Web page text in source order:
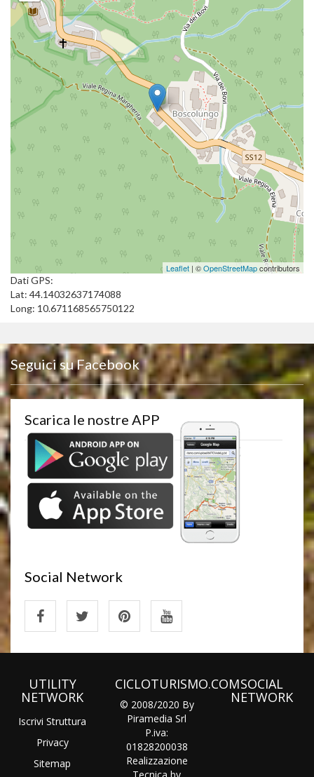
Leaflet | ©OpenStreetMapcontributors
Dati GPS:
Lat: 44.14032637174088
Long: 10.671168565750122
Seguici su Facebook
Scarica le nostre APP
Social Network
UTILITY
NETWORK
Iscrivi Struttura
Privacy
Sitemap
CICLOTURISMO.COM
© 2008/2020 By
Piramedia Srl
P.iva:
01828200038
Realizzazione
SOCIAL
NETWORK